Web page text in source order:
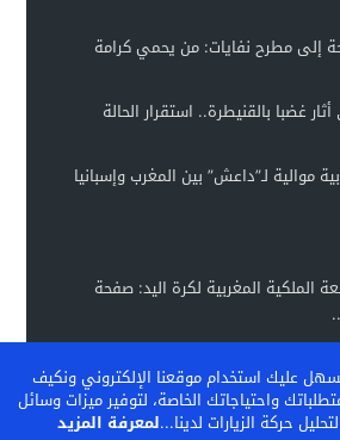
إلى مطرح نفايات: من يحمي كرامة
غضبا بالقنيطرة.. استقرار الحالة
موالية لـ”داعش” بين المغرب وإسبانيا
الملكية المغربية لكرة اليد: صفحة
المغربي لتكوين المواهب… والمغرب
عليك استخدام موقعنا الإلكتروني ونكيف
واحتياجاتك الخاصة، لتوفير ميزات وسائل
حركة الزيارات لدينا...لمعرفة المزيد